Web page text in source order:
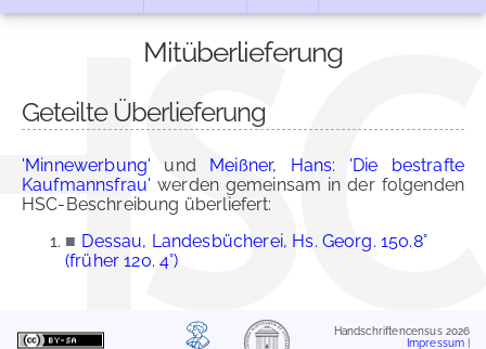
Mitüberlieferung
Geteilte Überlieferung
'Minnewerbung' und Meißner, Hans: 'Die bestrafte
Kaufmannsfrau' werden gemeinsam in der folgenden
HSC-Beschreibung überliefert:
■ Dessau, Landesbücherei, Hs. Georg. 150.8°
(früher 120. 4°)
Handschriftencensus 2026
Impressum